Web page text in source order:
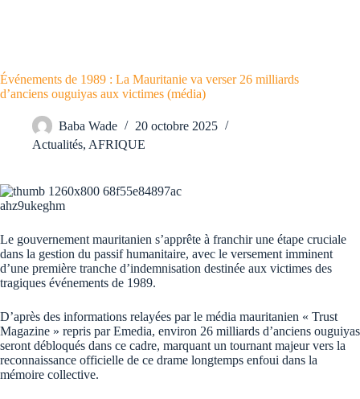
Événements de 1989 : La Mauritanie va verser 26 milliards
d’anciens ouguiyas aux victimes (média)
Baba Wade
20 octobre 2025
Actualités, AFRIQUE
Le gouvernement mauritanien s’apprête à franchir une étape cruciale
dans la gestion du passif humanitaire, avec le versement imminent
d’une première tranche d’indemnisation destinée aux victimes des
tragiques événements de 1989.
D’après des informations relayées par le média mauritanien « Trust
Magazine » repris par Emedia, environ 26 milliards d’anciens ouguiyas
seront débloqués dans ce cadre, marquant un tournant majeur vers la
reconnaissance officielle de ce drame longtemps enfoui dans la
mémoire collective.